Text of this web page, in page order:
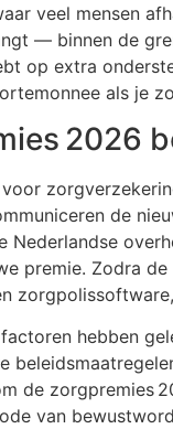
veel mensen
— binnen de
op extra
als je
2026
de
premie. Zodra
hebben
de zorgpremies
van